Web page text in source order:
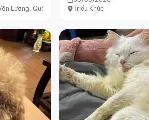
Lương, Quận 7, TP.HCMTriều Khúc